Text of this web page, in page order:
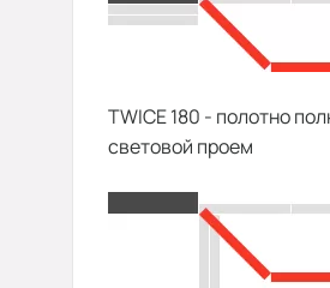
TWICE 180 - полотно
световой проем